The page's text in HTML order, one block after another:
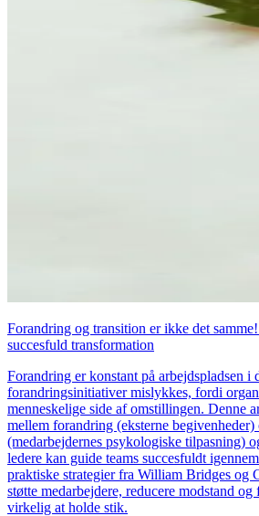
Forandring og transition er ikke det
succesfuld transformation
Forandring er konstant på arbejdspladsen i
forandringsinitiativer mislykkes, fordi
menneskelige side af omstillingen. Denne
mellem forandring (eksterne begivenheder)
(medarbejdernes psykologiske tilpasning)
ledere kan guide teams succesfuldt
praktiske strategier fra William Bridges og
støtte medarbejdere, reducere modstand
virkelig at holde stik.